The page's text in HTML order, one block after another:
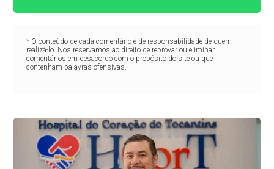
* O conteúdo de cada comentário é de responsabilidade de quem
realizá-lo. Nos reservamos ao direito de reprovar ou eliminar
comentários em desacordo com o propósito do site ou que
contenham palavras ofensivas.